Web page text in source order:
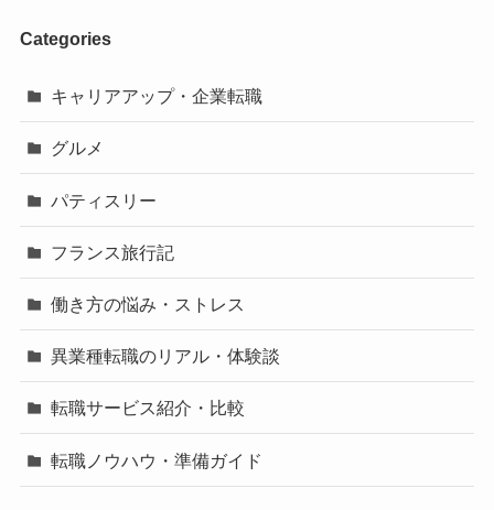
Categories
キャリアアップ・企業転職
グルメ
パティスリー
フランス旅行記
働き方の悩み・ストレス
異業種転職のリアル・体験談
転職サービス紹介・比較
転職ノウハウ・準備ガイド